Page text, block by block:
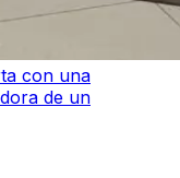
con una
de un